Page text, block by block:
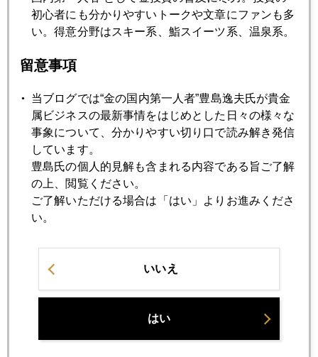
円安の賞味期限は？
2018年04月23日
2018年04月20日
いよいよ政権交代？？
2018年04月19日
日米首脳会談＠フロリダ終了
2018年04月18日
「フロリダ通商対決」米国市場の視点
首脳会談直前トランプ大統領、日本名指し非難
初心者にも分かりやすいトークや文章にファンも多
い。得意分野はスキー系、鮨スイーツ系、温泉系。
留意事項
当ブログでは“金の国内第一人者”豊島逸夫氏が貴金
属ビジネスの最新事情をはじめとした日々の様々な
事象について、分かりやすい切り口で読み解き発信
しています。
豊島氏の個人的見解も含まれる内容である旨ご了解
の上、閲覧ください。
ご了解いただける場合は「はい」よりお進みくださ
い。
いいえ
はい